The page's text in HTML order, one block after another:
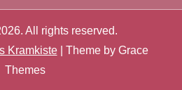
All rights reserved.
Kramkiste| Theme by Grace
Themes